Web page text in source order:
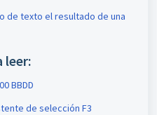
de texto el resultado de una
leer:
BBDD
de selección F3